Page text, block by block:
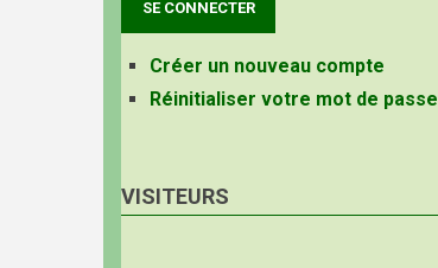
Créer un nouveau compte
Réinitialiser votre mot de passe
VISITEURS